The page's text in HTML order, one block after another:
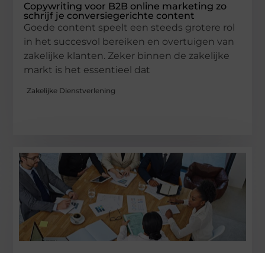
Copywriting voor B2B online marketing zo
schrijf je conversiegerichte content
Goede content speelt een steeds grotere rol
in het succesvol bereiken en overtuigen van
zakelijke klanten. Zeker binnen de zakelijke
markt is het essentieel dat
Zakelijke Dienstverlening